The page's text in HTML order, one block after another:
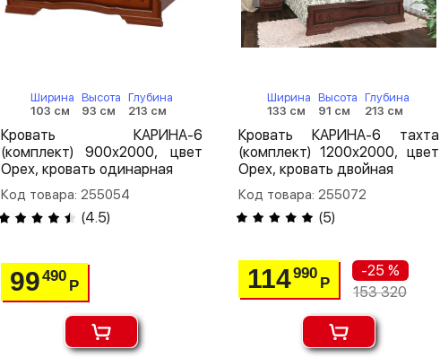
Ширина
103 см
Высота
93 см
Глубина
213 см
Кровать КАРИНА-6
(комплект) 900х2000, цвет
Орех, кровать одинарная
Код товара: 255054
(4.5)
99490
Р
Ширина
133 см
Высота
91 см
Глубина
213 см
Кровать КАРИНА-6 тахта
(комплект) 1200х2000, цвет
Орех, кровать двойная
Код товара: 255072
(5)
114990
Р
-25 %
153 320